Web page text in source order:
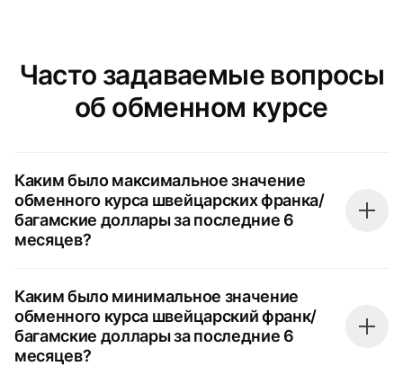
Часто задаваемые вопросы
об обменном курсе
Каким было максимальное значение
обменного курса швейцарских франка/
багамские доллары за последние 6
месяцев?
Каким было минимальное значение
обменного курса швейцарский франк/
багамские доллары за последние 6
месяцев?